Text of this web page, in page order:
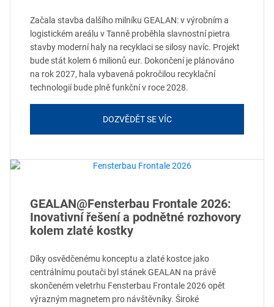
Začala stavba dalšího milníku GEALAN: v výrobním a
logistickém areálu v Tanně proběhla slavnostní pietra
stavby moderní haly na recyklaci se silosy navíc. Projekt
bude stát kolem 6 milionů eur. Dokončení je plánováno
na rok 2027, hala vybavená pokročilou recyklační
technologií bude plně funkční v roce 2028.
DOZVĚDĚT SE VÍC
GEALAN@Fensterbau Frontale 2026:
Inovativní řešení a podnětné rozhovory
kolem zlaté kostky
Díky osvědčenému konceptu a zlaté kostce jako
centrálnímu poutači byl stánek GEALAN na právě
skončeném veletrhu Fensterbau Frontale 2026 opět
výrazným magnetem pro návštěvníky. Široké